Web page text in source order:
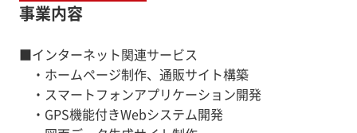
事業内容
■インターネット関連サービス
・ホームページ制作、通販サイト構築
・スマートフォンアプリケーション開発
・GPS機能付きWebシステム開発